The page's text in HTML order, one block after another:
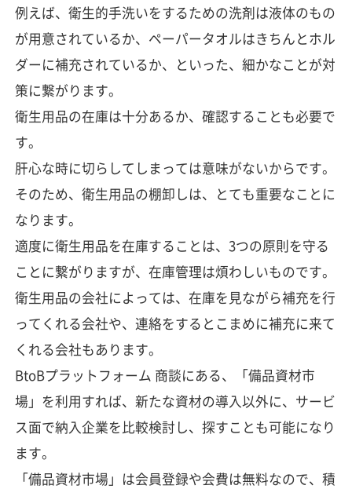
例えば、衛生的手洗いをするための洗剤は液体のもの
が用意されているか、ペーパータオルはきちんとホル
ダーに補充されているか、といった、細かなことが対
策に繋がります。
衛生用品の在庫は十分あるか、確認することも必要で
す。
肝心な時に切らしてしまっては意味がないからです。
そのため、衛生用品の棚卸しは、とても重要なことに
なります。
適度に衛生用品を在庫することは、3つの原則を守る
ことに繋がりますが、在庫管理は煩わしいものです。
衛生用品の会社によっては、在庫を見ながら補充を行
ってくれる会社や、連絡をするとこまめに補充に来て
くれる会社もあります。
BtoBプラットフォーム 商談にある、「備品資材市
場」を利用すれば、新たな資材の導入以外に、サービ
ス面で納入企業を比較検討し、探すことも可能になり
ます。
「備品資材市場」は会員登録や会費は無料なので、積